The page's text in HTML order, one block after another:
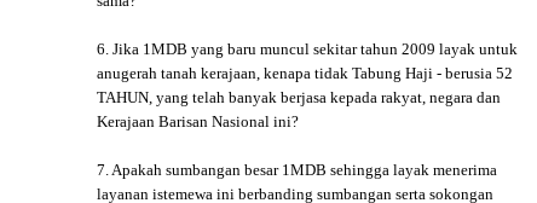
6. Jika 1MDB yang baru muncul sekitar tahun 2009 layak untuk
anugerah tanah kerajaan, kenapa tidak Tabung Haji - berusia 52
TAHUN, yang telah banyak berjasa kepada rakyat, negara dan
Kerajaan Barisan Nasional ini?
7. Apakah sumbangan besar 1MDB sehingga layak menerima
layanan istemewa ini berbanding sumbangan serta sokongan